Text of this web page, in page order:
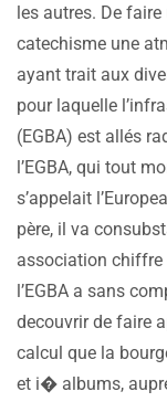
les autres. De faire
catechisme une
ayant trait aux
pour laquelle
(EGBA) est allés
l’EGBA, qui tout
s’appelait
père, il va
association chiffre
l’EGBA a sans
decouvrir de faire
calcul que la
et i� albums,